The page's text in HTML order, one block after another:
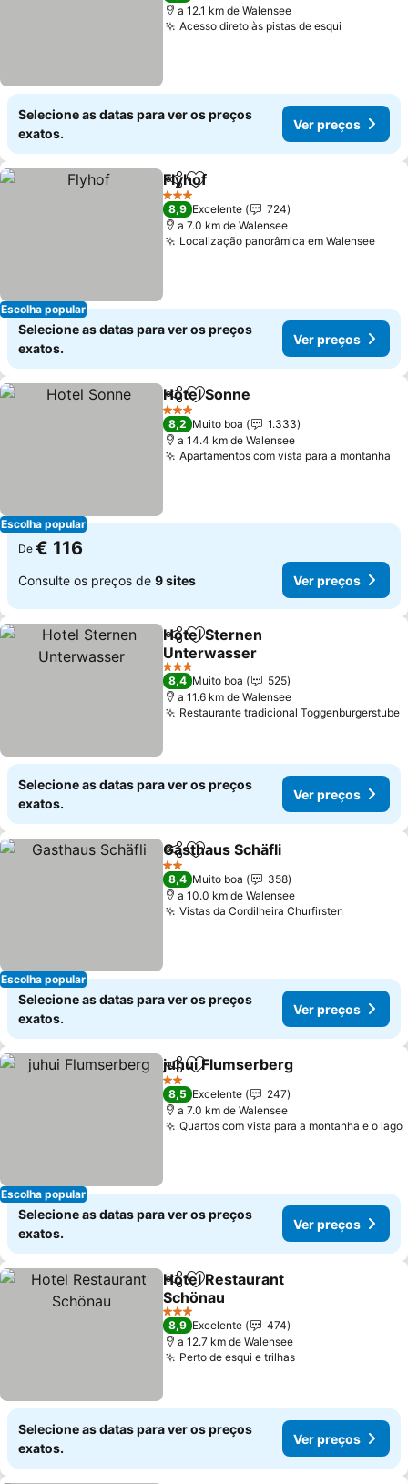
a 12.1 km de Walensee
Acesso direto às pistas de esqui
Selecione as datas para ver os preços
exatos.
Ver preços
Escolha popular
PartilharAdicionar aos favoritos
Flyhof
3 Estrelas
8,9 Excelente
724
a 7.0 km de Walensee
Localização panorâmica em WalenseeVer
Selecione as datas para ver os preços
exatos.
Ver preços
Escolha popular
PartilharAdicionar aos favoritos
Hotel Sonne
3 Estrelas
8,2 Muito boa
1.333
a 14.4 km de Walensee
Apartamentos com vista para a montanha
De € 116
Consulte os preços de 9 sites Ver preços
PartilharAdicionar aos favoritos
Hotel Sternen
Unterwasser
Ver preços
3 Estrelas
8,4 Muito boa
525
a 11.6 km de Walensee
Restaurante tradicional Toggenburgerstube
Selecione as datas para ver os preços
exatos.
Ver preços
Escolha popular
PartilharAdicionar aos favoritos
Gasthaus Schäfli
2 Estrelas
8,4 Muito boa
358
a 10.0 km de Walensee
Vistas da Cordilheira Churfirsten
Selecione as datas para ver os preços
exatos.
Ver preços
Escolha popular
PartilharAdicionar aos favoritos
juhui Flumserberg
2 Estrelas
8,5 Excelente
247
a 7.0 km de Walensee
Quartos com vista para a montanha e o lago
Selecione as datas para ver os preços
exatos.
Ver preços
PartilharAdicionar aos favoritos
Hotel Restaurant
Schönau
Ver preços
3 Estrelas
8,9 Excelente
474
a 12.7 km de Walensee
Perto de esqui e trilhasVer preços
Selecione as datas para ver os preços
exatos.
Ver preços